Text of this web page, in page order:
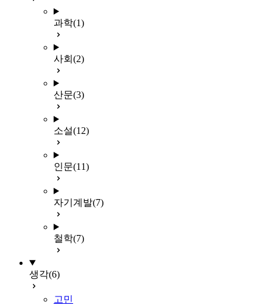
과학(1)
사회 (2)
산문(3)
소설(12)
인문(11)
자기계발(7)
철학(7)
생각(6)
고민